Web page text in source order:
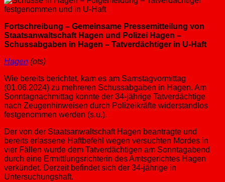
Fortschreibung – Gemeinsame Pressemitteilung von
Staatsanwaltschaft Hagen und Polizei Hagen –
Schussabgaben in Hagen – Tatverdächtiger in U-Haft
Hagen (ots)
Wie bereits berichtet, kam es am Samstagvormittag
(01.06.2024) zu mehreren Schussabgaben in Hagen. Am
Sonntagnachmittag konnte der 34-jährige Tatverdächtige
nach Zeugenhinweisen durch Polizeikräfte widerstandlos
festgenommen werden (s.u.).
Der von der Staatsanwaltschaft Hagen beantragte und
bereits erlassene Haftbefehl wegen versuchten Mordes in
vier Fällen wurde dem Tatverdächtigen am Sonntagabend
durch eine Ermittlungsrichterin des Amtsgerichtes Hagen
verkündet. Derzeit befindet sich der 34-jährige in
Untersuchungshaft.